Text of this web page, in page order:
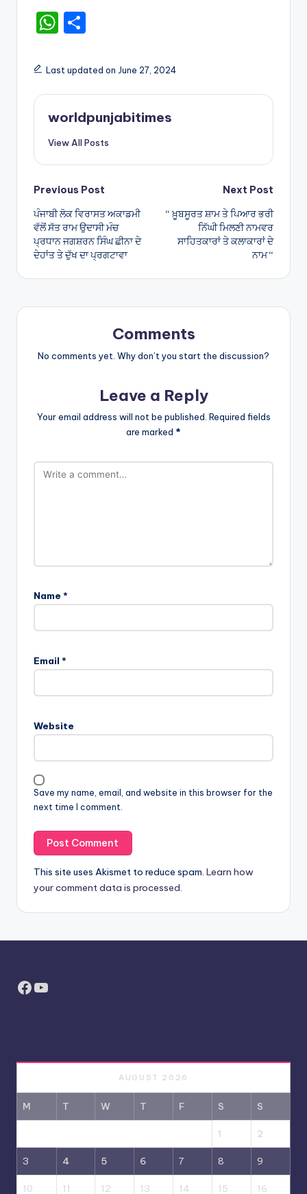
W
a
ts
A
p
ar
e
Last updated on June 27, 2024
worldpunjabitimes
View All Posts
Post
navigation
Previous Post
ਪੰਜਾਬੀ ਲੋਕ ਵਿਰਾਸਤ ਅਕਾਡਮੀ
ਵੱਲੋਂ ਸੱਤ ਰਾਮ ਉਦਾਸੀ ਮੰਚ
ਪ੍ਰਧਾਨ ਜਗਸ਼ਰਨ ਸਿੰਘ ਛੀਨਾ ਦੇ
ਦੇਹਾਂਤ ਤੇ ਦੁੱਖ ਦਾ ਪ੍ਰਗਟਾਵਾ
Next Post
“ ਖ਼ੂਬਸੂਰਤ ਸ਼ਾਮ ਤੇ ਪਿਆਰ ਭਰੀ
ਨਿੱਘੀ ਮਿਲਣੀ ਨਾਮਵਰ
ਸਾਹਿਤਕਾਰਾਂ ਤੇ ਕਲਾਕਾਰਾਂ ਦੇ
ਨਾਮ “
Comments
No comments yet. Why don’t you start the discussion?
Leave a Reply
Your email address will not be published. Required fields
are marked *
Name *
Email *
Website
Save my name, email, and website in this browser for the
next time I comment.
This site uses Akismet to reduce spam. Learn how
your comment data is processed.
Facebook
YouTube
AUGUST 2026
M T W T F S S
1 2
3 4 5 6 7 8 9
10 11 12 13 14 15 16